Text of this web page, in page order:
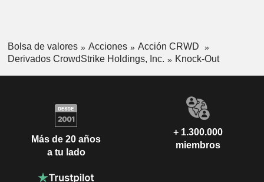
Bolsa de valores Acciones
Acción CRWD
Derivados CrowdStrike Holdings, Inc.
Knock-Out
Más de 20 años
a tu lado
+ 1.300.000
miembros